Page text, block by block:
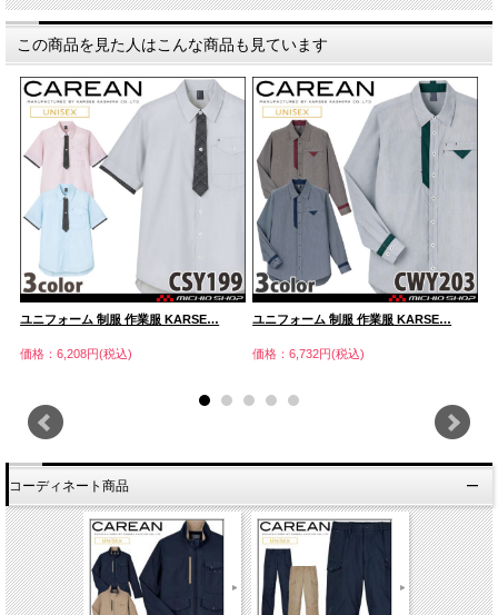
この商品を見た人はこんな商品も見ています
ユニフォーム 制服 作業服 KARSE…
価格：6,208円(税込)
ユニフォーム 制服 作業服 KARSE…
価格：6,732円(税込)
コーディネート商品